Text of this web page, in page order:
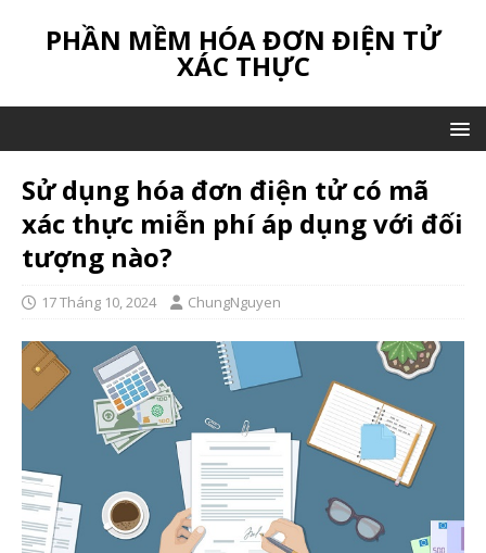
PHẦN MỀM HÓA ĐƠN ĐIỆN TỬ
XÁC THỰC
Sử dụng hóa đơn điện tử có mã
xác thực miễn phí áp dụng với đối
tượng nào?
17 Tháng 10, 2024 ChungNguyen